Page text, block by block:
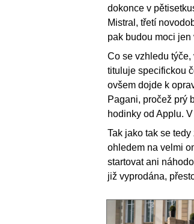
dokonce v
Mistral, třetí
pak budou moci
Co se vzhledu
tituluje specifickou
ovšem dojde k
Pagani, pročež prý
hodinky od Applu.
Tak jako tak se
ohledem na velmi
startovat ani
již vyprodána,